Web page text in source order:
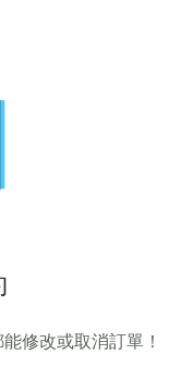
修改或取消訂單！